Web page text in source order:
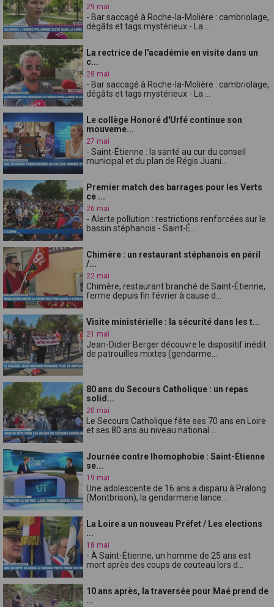
29 mai
- Bar saccagé à Roche-la-Molière : cambriolage,
dégâts et tags mystérieux - La ...
La rectrice de l'académie en visite dans un
c...
28 mai
- Bar saccagé à Roche-la-Molière : cambriolage,
dégâts et tags mystérieux - La ...
Le collège Honoré d'Urfé continue son
mouveme...
27 mai
- Saint-Étienne : la santé au cur du conseil
municipal et du plan de Régis Juani...
Premier match des barrages pour les Verts
ce ...
26 mai
- Alerte pollution : restrictions renforcées sur le
bassin stéphanois - Saint-É...
Chimère : un restaurant stéphanois en péril
/...
22 mai
Chimère, restaurant branché de Saint-Étienne,
ferme depuis fin février à cause d...
Visite ministérielle : la sécurité dans les t...
21 mai
Jean-Didier Berger découvre le dispositif inédit
de patrouilles mixtes (gendarme...
80 ans du Secours Catholique : un repas
solid...
20 mai
Le Secours Catholique fête ses 70 ans en Loire
et ses 80 ans au niveau national ...
Journée contre lhomophobie : Saint-Étienne
se...
19 mai
Une adolescente de 16 ans a disparu à Pralong
(Montbrison), la gendarmerie lance...
La Loire a un nouveau Préfet / Les elections
...
18 mai
- À Saint-Étienne, un homme de 25 ans est
mort après des coups de couteau lors d...
10 ans après, la traversée pour Maé prend de
...